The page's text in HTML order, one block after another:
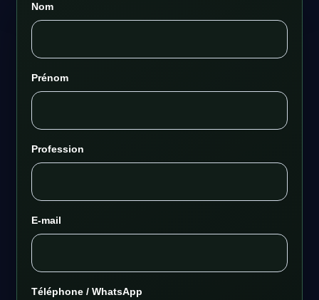
Nom
Prénom
Profession
E-mail
Téléphone / WhatsApp